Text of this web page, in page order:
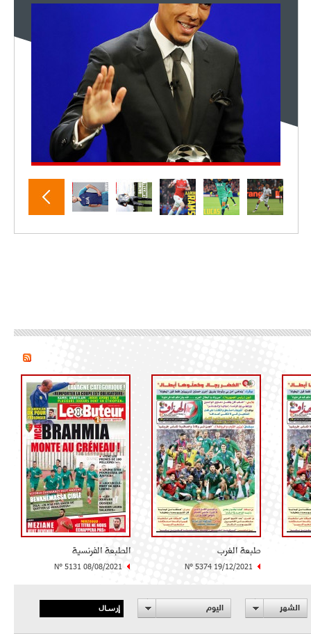
طبعة الغرب
N° 5374 19/12/2021
الطبعة الفرنسية
N° 5131 08/08/2021
الشهر اليوم إرسال